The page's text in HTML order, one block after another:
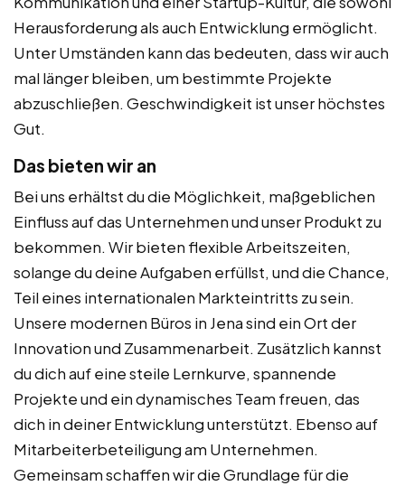
Herausforderung als auch Entwicklung ermöglicht.
Unter Umständen kann das bedeuten, dass wir auch
mal länger bleiben, um bestimmte Projekte
abzuschließen. Geschwindigkeit ist unser höchstes
Gut.
Das bieten wir an
Bei uns erhältst du die Möglichkeit, maßgeblichen
Einfluss auf das Unternehmen und unser Produkt zu
bekommen. Wir bieten flexible Arbeitszeiten,
solange du deine Aufgaben erfüllst, und die Chance,
Teil eines internationalen Markteintritts zu sein.
Unsere modernen Büros in Jena sind ein Ort der
Innovation und Zusammenarbeit. Zusätzlich kannst
du dich auf eine steile Lernkurve, spannende
Projekte und ein dynamisches Team freuen, das
dich in deiner Entwicklung unterstützt. Ebenso auf
Mitarbeiterbeteiligung am Unternehmen.
Gemeinsam schaffen wir die Grundlage für die